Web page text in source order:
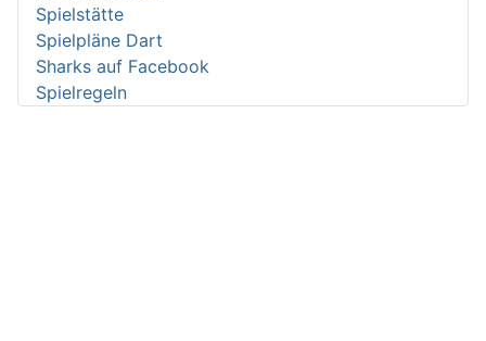
Spielstätte
Spielpläne Dart
Sharks auf Facebook
Spielregeln